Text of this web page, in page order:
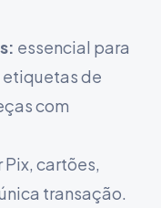
essencial para
de
com
cartões,
transação.